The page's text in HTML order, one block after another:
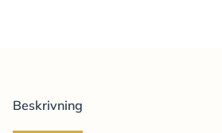
Beskrivning